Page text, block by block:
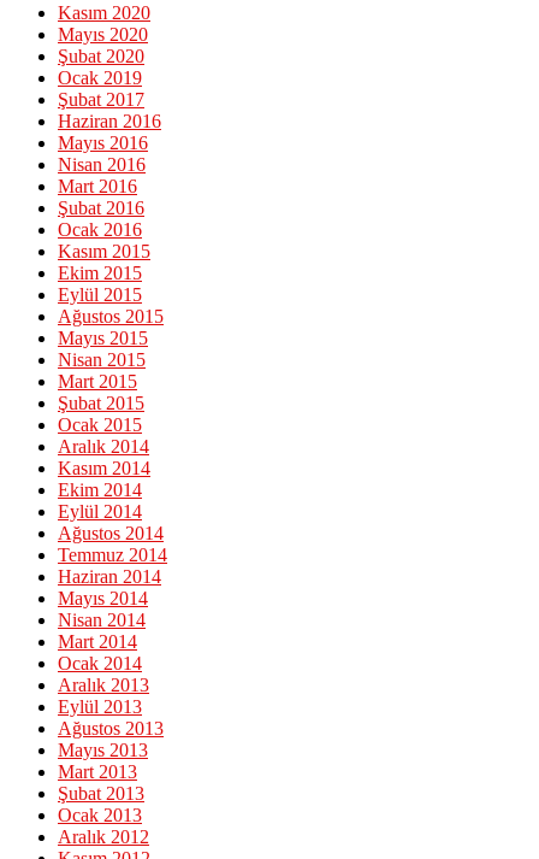
Kasım 2020
Mayıs 2020
Şubat 2020
Ocak 2019
Şubat 2017
Haziran 2016
Mayıs 2016
Nisan 2016
Mart 2016
Şubat 2016
Ocak 2016
Kasım 2015
Ekim 2015
Eylül 2015
Ağustos 2015
Mayıs 2015
Nisan 2015
Mart 2015
Şubat 2015
Ocak 2015
Aralık 2014
Kasım 2014
Ekim 2014
Eylül 2014
Ağustos 2014
Temmuz 2014
Haziran 2014
Mayıs 2014
Nisan 2014
Mart 2014
Ocak 2014
Aralık 2013
Eylül 2013
Ağustos 2013
Mayıs 2013
Mart 2013
Şubat 2013
Ocak 2013
Aralık 2012